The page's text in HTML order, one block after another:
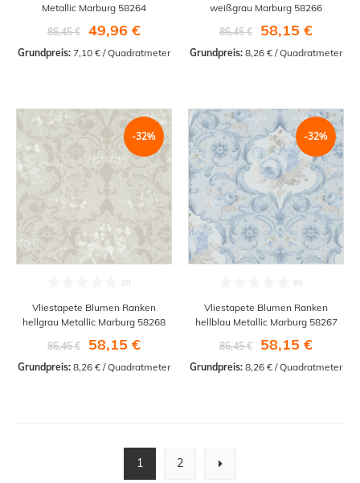
Metallic Marburg 58264
86,45 €
49,96 €
Grundpreis: 7,10 € / Quadratmeter
weißgrau Marburg 58266
86,45 €
58,15 €
Grundpreis: 8,26 € / Quadratmeter
-32%
Vliestapete Blumen Ranken
hellgrau Metallic Marburg 58268
86,45 €
58,15 €
Grundpreis: 8,26 € / Quadratmeter
-32%
Vliestapete Blumen Ranken
hellblau Metallic Marburg 58267
86,45 €
58,15 €
Grundpreis: 8,26 € / Quadratmeter
1 2